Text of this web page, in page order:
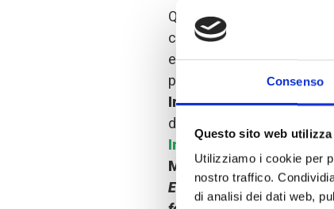
Consenso
Questo sito web
Utilizziamo i cookie per
nostro traffico.
di analisi dei dati web,
Quito, 15 de octubre de
con agua y jabón es
enfermedades y,
personas en todo el
Internazionale, junto a
de la
Internacional (USAID)
Manosa través del
Establecimientos de